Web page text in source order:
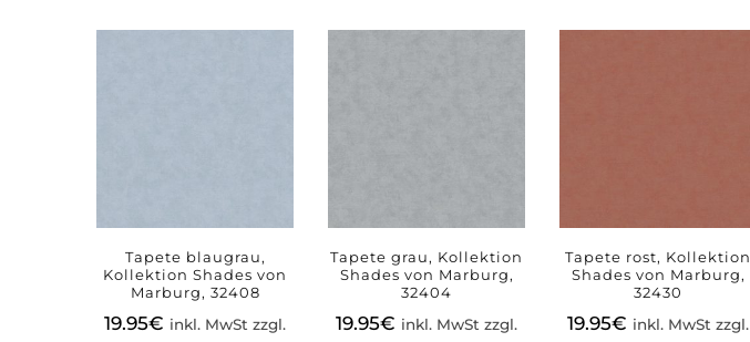
Tapete blaugrau,
Kollektion Shades von
Marburg, 32408
19.95€ inkl. MwSt zzgl.
Tapete grau, Kollektion
Shades von Marburg,
32404
19.95€ inkl. MwSt zzgl.
Tapete rost, Kollektion
Shades von Marburg,
32430
19.95€ inkl. MwSt zzgl.